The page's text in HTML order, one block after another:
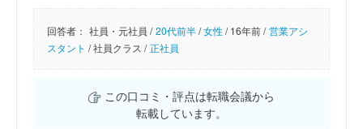
回答者： 社員・元社員 / 20代前半/女性/16年前 / 営業アシ
スタント /社員クラス / 正社員
この口コミ・評点は転職会議から
転載しています。